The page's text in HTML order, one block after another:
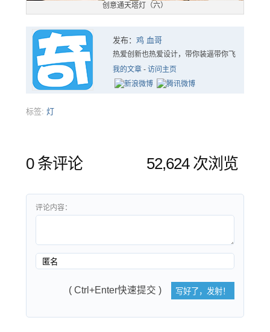
创意通天塔灯（六）
发布： 鸡 血哥
热爱创新也热爱设计，带你装逼带你飞
我的文章- 访问主页
标签: 灯
0 条评论 52,624 次浏览
评论内容：
( Ctrl+Enter快速提交 )